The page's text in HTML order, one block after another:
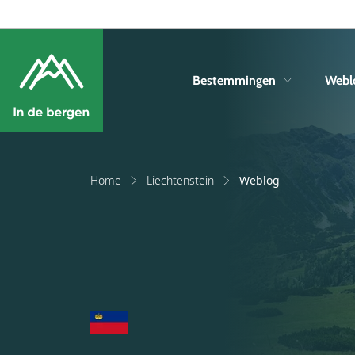
Bestemmingen
Home Liechtenstein Weblog